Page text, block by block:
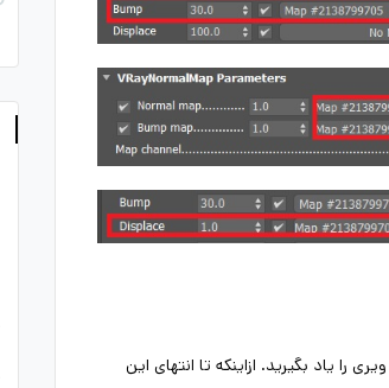
را یاد بگیرید. ازاینکه تا انتهای این